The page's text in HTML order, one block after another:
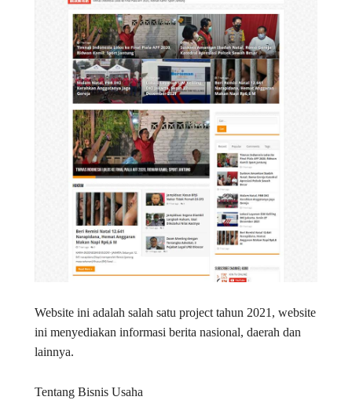
Website ini adalah salah satu project tahun 2021, website
ini menyediakan informasi berita nasional, daerah dan
lainnya.
Tentang Bisnis Usaha